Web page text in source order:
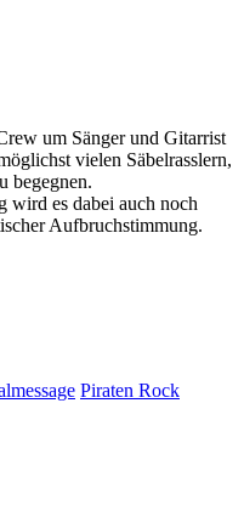
um Sänger und Gitarrist
vielen Säbelrasslern,
begegnen.
wird es dabei auch noch
Aufbruchstimmung.
Piraten Rock